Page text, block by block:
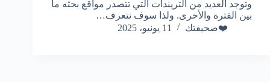
وتوجد العديد من التريندات التي تتصدر مواقع بحثه ما
بين الفترة والأخرى. ولذا سوف نتعرف…
❤️صحيفتك
11 يونيو، 2025